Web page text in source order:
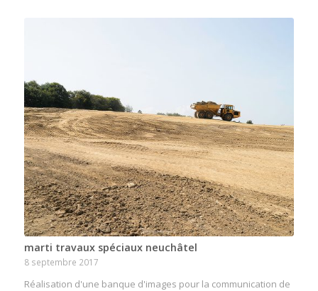
marti travaux spéciaux neuchâtel
8 septembre 2017
Réalisation d'une banque d'images pour la communication de